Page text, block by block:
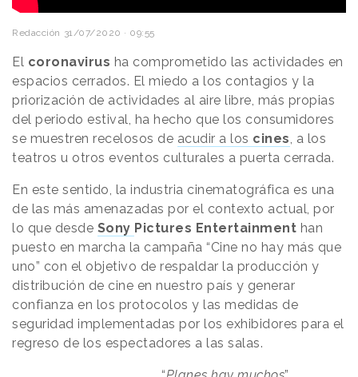
Redacción 31/07/2020 · 09:55
El coronavirus ha comprometido las actividades en
espacios cerrados. El miedo a los contagios y la
priorización de actividades al aire libre, más propias
del periodo estival, ha hecho que los consumidores
se muestren recelosos de acudir a los cines, a los
teatros u otros eventos culturales a puerta cerrada.
En este sentido, la industria cinematográfica es una
de las más amenazadas por el contexto actual, por
lo que desde Sony Pictures Entertainment han
puesto en marcha la campaña “Cine no hay más que
uno” con el objetivo de respaldar la producción y
distribución de cine en nuestro país y generar
confianza en los protocolos y las medidas de
seguridad implementadas por los exhibidores para el
regreso de los espectadores a las salas.